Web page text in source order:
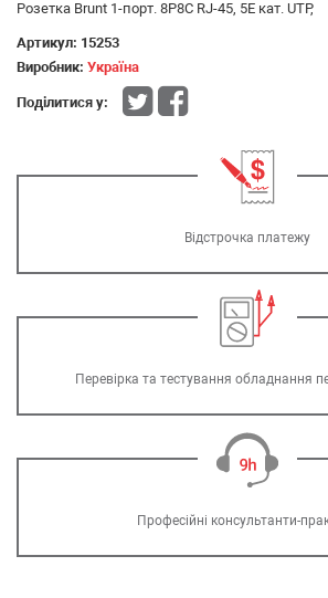
Розетка Brunt 1-порт. 8P8C RJ-45, 5Е кат. UTP,
Артикул: 15253
Виробник: Україна
Поділитися у:
Відстрочка платежу
Перевірка та тестування обладнання
Професійні консультанти-